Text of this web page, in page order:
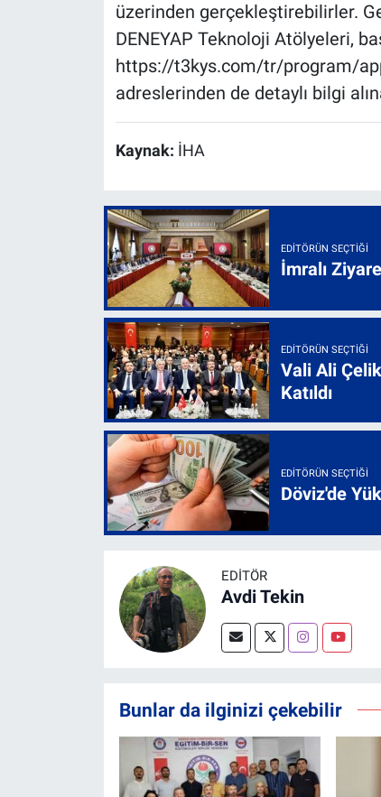
üzerinden gerçekleştirebilirler.
DENEYAP Teknoloji Atölyeleri,
https://t3kys.com/tr/program/
adreslerinden de detaylı bilgi
Kaynak: İHA
EDITÖRÜN SEÇTIĞI
İmralı
EDITÖRÜN SEÇTIĞI
Vali Ali
Katıldı
EDITÖRÜN SEÇTIĞI
Döviz'de
EDITÖR
Avdi Tekin
Bunlar da ilginizi çekebilir